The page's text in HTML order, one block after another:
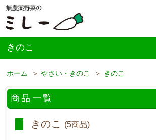
きのこ
ホーム ＞やさい・きのこ ＞ きのこ
商品一覧
きのこ (5商品)